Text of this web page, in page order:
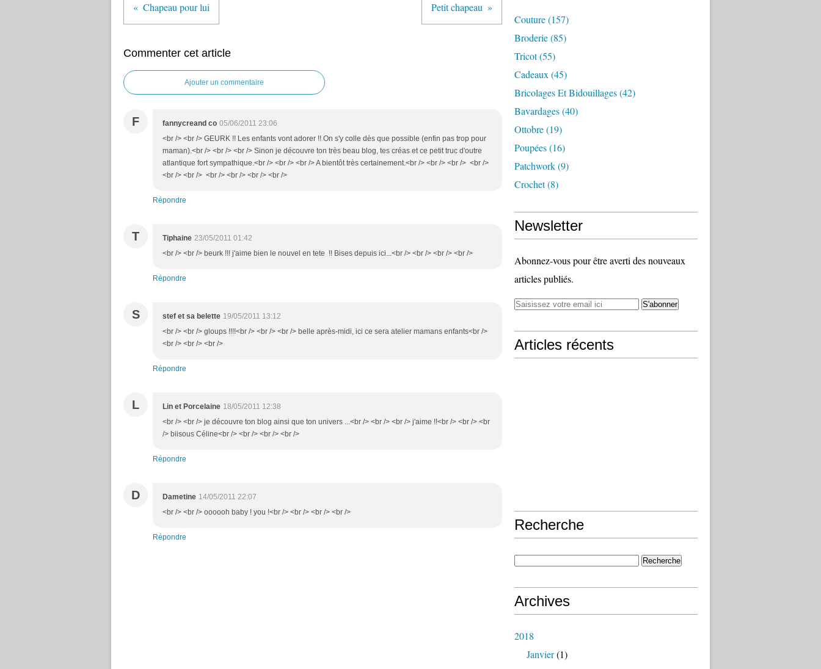
Chapeau pour lui Petit chapeau
Commenter cet article
Ajouter un commentaire
F fannycreand co 05/06/2011 23:06
<br /> <br /> GEURK !! Les enfants vont adorer !! On s'y colle dès que possible (enfin pas trop pour
maman).<br /> <br /> <br /> Sinon je découvre ton très beau blog, tes créas et ce petit truc d'outre
atlantique fort sympathique.<br /> <br /> <br /> A bientôt très certainement.<br /> <br /> <br /> <br />
<br /> <br /> <br /> <br /> <br /> <br />
Répondre
T Tiphaine 23/05/2011 01:42
<br /> <br /> beurk !!! j'aime bien le nouvel en tete !! Bises depuis ici...<br /> <br /> <br /> <br />
Répondre
S stef et sa belette 19/05/2011 13:12
<br /> <br /> gloups !!!!<br /> <br /> <br /> belle après-midi, ici ce sera atelier mamans enfants<br />
<br /> <br /> <br />
Répondre
L Lin et Porcelaine 18/05/2011 12:38
<br /> <br /> je découvre ton blog ainsi que ton univers ...<br /> <br /> <br /> j'aime !!<br /> <br /> <br
/> biisous Céline<br /> <br /> <br /> <br />
Répondre
D Dametine 14/05/2011 22:07
<br /> <br /> oooooh baby ! you !<br /> <br /> <br /> <br />
Répondre
Couture(157)
Broderie(85)
Tricot(55)
Cadeaux (45)
Bricolages Et Bidouillages(42)
Bavardages(40)
Ottobre(19)
Poupées(16)
Patchwork(9)
Crochet(8)
Newsletter
Abonnez-vous pour être averti des nouveaux
articles publiés.
Articles récents
Recherche
Archives
2018
Janvier(1)